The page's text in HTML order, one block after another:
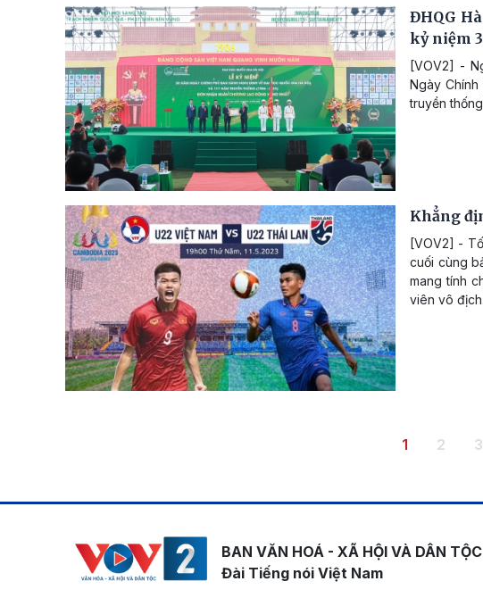
ĐHQG
kỷ niệm
[VOV2] -
Ngày Chính
truyền
Khẳng
[VOV2] -
cuối cùng
mang tính
viên vô địch.
Trang hiện
1 Trang
2 3
BAN VĂN HOÁ - XÃ HỘI VÀ DÂN TỘC
Đài Tiếng nói Việt Nam